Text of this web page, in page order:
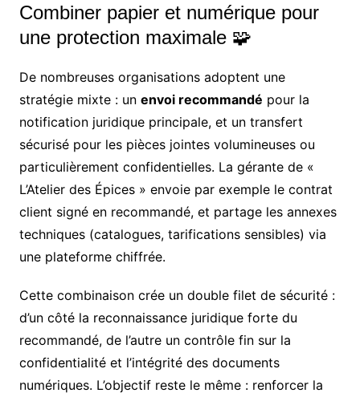
Combiner papier et numérique pour
une protection maximale 🧩
De nombreuses organisations adoptent une
stratégie mixte : un envoi recommandé pour la
notification juridique principale, et un transfert
sécurisé pour les pièces jointes volumineuses ou
particulièrement confidentielles. La gérante de «
L’Atelier des Épices » envoie par exemple le contrat
client signé en recommandé, et partage les annexes
techniques (catalogues, tarifications sensibles) via
une plateforme chiffrée.
Cette combinaison crée un double filet de sécurité :
d’un côté la reconnaissance juridique forte du
recommandé, de l’autre un contrôle fin sur la
confidentialité et l’intégrité des documents
numériques. L’objectif reste le même : renforcer la